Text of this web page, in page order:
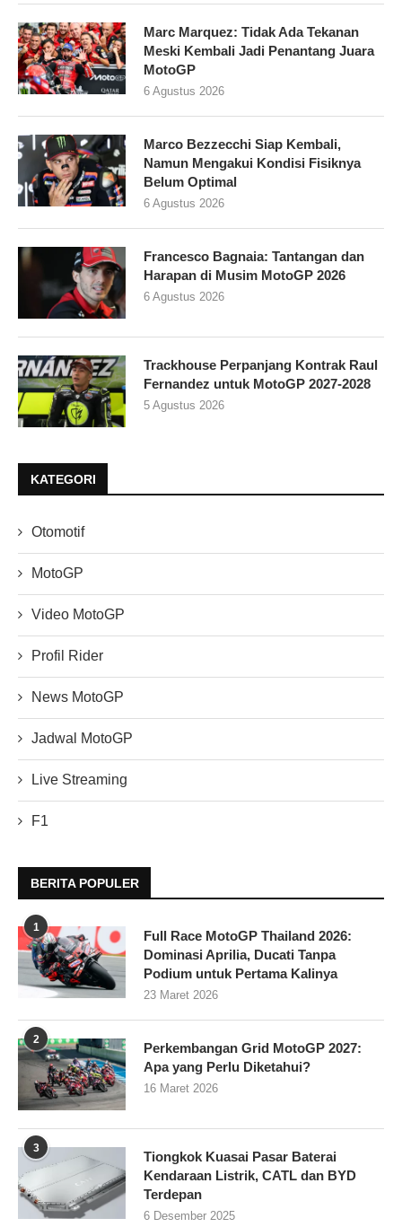
Marc Marquez: Tidak Ada Tekanan
Meski Kembali Jadi Penantang Juara
MotoGP
6 Agustus 2026
Marco Bezzecchi Siap Kembali,
Namun Mengakui Kondisi Fisiknya
Belum Optimal
6 Agustus 2026
Francesco Bagnaia: Tantangan dan
Harapan di Musim MotoGP 2026
6 Agustus 2026
Trackhouse Perpanjang Kontrak Raul
Fernandez untuk MotoGP 2027-2028
5 Agustus 2026
KATEGORI
Otomotif
MotoGP
Video MotoGP
Profil Rider
News MotoGP
Jadwal MotoGP
Live Streaming
F1
BERITA POPULER
1
Full Race MotoGP Thailand 2026:
Dominasi Aprilia, Ducati Tanpa
Podium untuk Pertama Kalinya
23 Maret 2026
2
Perkembangan Grid MotoGP 2027:
Apa yang Perlu Diketahui?
16 Maret 2026
3
Tiongkok Kuasai Pasar Baterai
Kendaraan Listrik, CATL dan BYD
Terdepan
6 Desember 2025